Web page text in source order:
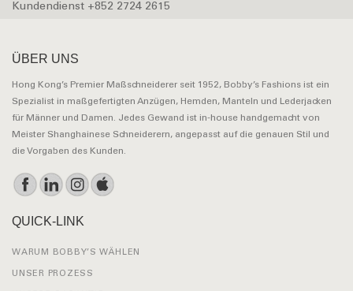
Kundendienst +852 2724 2615
ÜBER UNS
Hong Kong’s Premier Maßschneiderer seit 1952, Bobby’s Fashions ist ein
Spezialist in maßgefertigten Anzügen, Hemden, Manteln und Lederjacken
für Männer und Damen. Jedes Gewand ist in-house handgemacht von
Meister Shanghainese Schneiderern, angepasst auf die genauen Stil und
die Vorgaben des Kunden.
QUICK-LINK
WARUM BOBBY’S WÄHLEN
UNSER PROZESS